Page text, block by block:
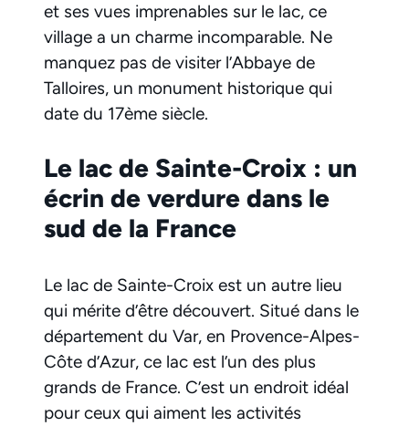
et ses vues imprenables sur le lac, ce
village a un charme incomparable. Ne
manquez pas de visiter l’Abbaye de
Talloires, un monument historique qui
date du 17ème siècle.
Le lac de Sainte-Croix : un
écrin de verdure dans le
sud de la France
Le lac de Sainte-Croix est un autre lieu
qui mérite d’être découvert. Situé dans le
département du Var, en Provence-Alpes-
Côte d’Azur, ce lac est l’un des plus
grands de France. C’est un endroit idéal
pour ceux qui aiment les activités